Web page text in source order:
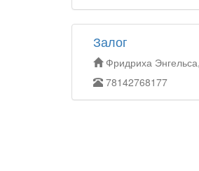
Залог
Фридриха
78142768177